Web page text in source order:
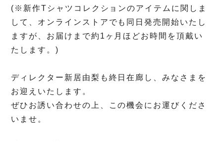
( ※ 新作T シャツコレクションのアイテムに関しま
して、オンラインストアでも同日発売開始いたし
ますが、お届けまで約 1 ヶ月ほどお時間を頂戴い
たします。 )
ディレクター新居由梨も終日在廊し、みなさまを
お迎えいたします。
ぜひお誘い合わせの上、この機会にお運びくださ
いませ。